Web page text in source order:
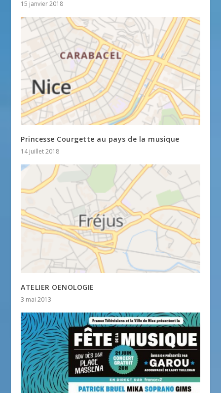
15 janvier 2018
Princesse Courgette au pays de la musique
14 juillet 2018
ATELIER OENOLOGIE
3 mai 2013